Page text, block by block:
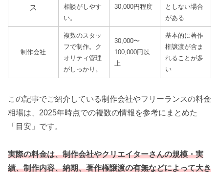
ス
相談がしやす
い。
30,000円程度
としない場合
がある
制作会社
複数のスタッ
フで制作。ク
オリティ管理
がしっかり。
30,000〜
100,000円以
上
基本的に著作
権譲渡が含ま
れることが多
い
この記事でご紹介している制作会社やフリーランスの料金
相場は、2025年時点での複数の情報を参考にまとめた
「目安」です。
実際の料金は、制作会社やクリエイターさんの規模・実
績、制作内容、納期、著作権譲渡の有無などによって大き